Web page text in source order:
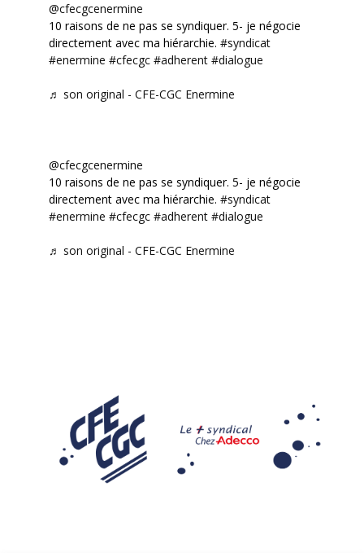
@cfecgcenermine
10 raisons de ne pas se syndiquer. 5- je négocie
directement avec ma hiérarchie. #syndicat
#enermine #cfecgc #adherent #dialogue
♬ son original - CFE-CGC Enermine
@cfecgcenermine
10 raisons de ne pas se syndiquer. 5- je négocie
directement avec ma hiérarchie. #syndicat
#enermine #cfecgc #adherent #dialogue
♬ son original - CFE-CGC Enermine